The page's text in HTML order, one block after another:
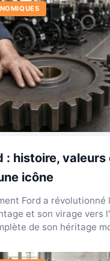
: histoire, valeurs
icône
Ford a
et son virage vers
de son héritage